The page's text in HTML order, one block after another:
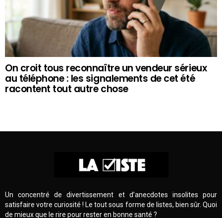
On croit tous reconnaître un vendeur sérieux
au téléphone : les signalements de cet été
racontent tout autre chose
Un concentré de divertissement et d’anecdotes insolites pour
satisfaire votre curiosité ! Le tout sous forme de listes, bien sûr. Quoi
de mieux que le rire pour rester en bonne santé ?